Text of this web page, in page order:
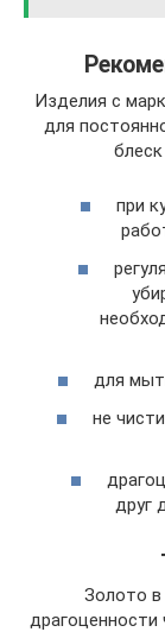
Изделия с
для
при
для
не
друг
Золото в